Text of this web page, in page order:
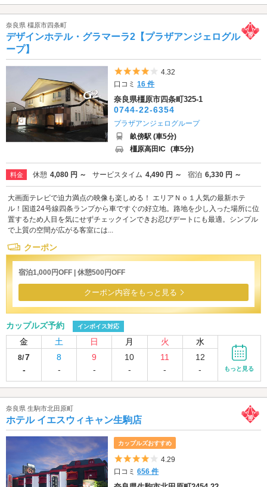
奈良県 橿原市四条町
デザインホテル・グラマーラ2【プラザアンジェログル
ープ】
5つ星のうち4
4.32
口コミ16 件
奈良県橿原市四条町325-1
0744-22-6354
プラザアンジェログループ
畝傍駅 (車5分)
橿原高田IC (車5分)
料金 休憩 4,080 円 ～ サービスタイム 4,490 円 ～ 宿泊 6,330 円 ～
大画面テレビで迫力満点の映像も楽しめる！ エリアＮｏ１人気の最新ホテ
ル！国道24号線四条ランプから車ですぐの好立地。路地を少し入った場所に位
置するため人目を気にせずチェックインできお忍びデートにも最適。シンプル
で上質の空間が広がる客室には...
クーポン
宿泊1,000円OFF | 休憩500円OFF
クーポン内容をもっと見る
カップルズ予約 インボイス対応
金 土 日 月 火 水
8/7
-
8
-
9
-
10
-
11
-
12
-
もっと見る
奈良県 生駒市北田原町
ホテル イエスウィキャン生駒店
カップルズおすすめ
5つ星のうち4
4.29
口コミ656 件